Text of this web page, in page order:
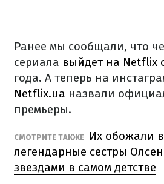
Ранее мы сообщали, что
сериала выйдет на Netflix
года. А теперь на
Netflix.ua назвали
премьеры.
СМОТРИТЕ ТАКЖЕ
Их обожали
легендарные сестры
звездами в самом детстве